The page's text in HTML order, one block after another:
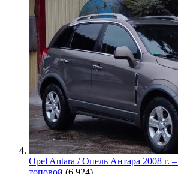
Opel Antara / Опель Антара 2008 г.
топовой (6 924)